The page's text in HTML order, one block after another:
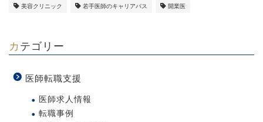
美容クリニック 若手医師のキャリアパス 開業医
カテゴリー
医師転職支援
医師求人情報
転職事例